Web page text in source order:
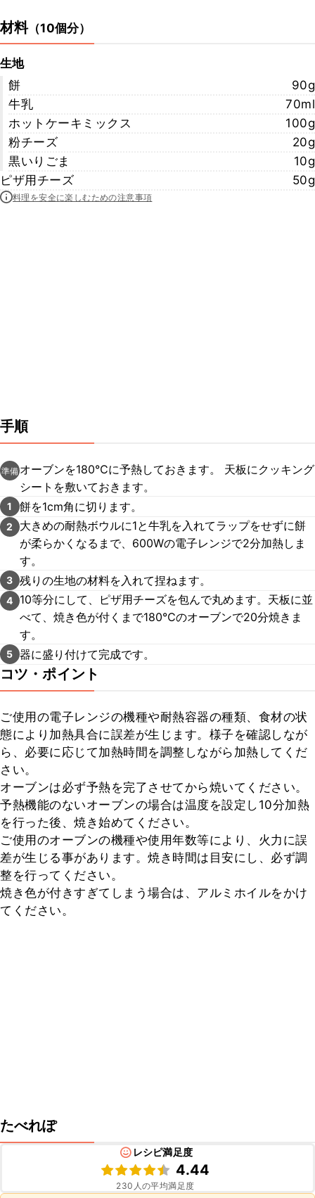
材料（10個分）
生地
餅
90g
牛乳
70ml
ホットケーキミックス
100g
粉チーズ
20g
黒いりごま
10g
ピザ用チーズ
50g
料理を安全に楽しむための注意事項
手順
準備 オーブンを180℃に予熱しておきます。 天板にクッキング
シートを敷いておきます。
1 餅を1cm角に切ります。
2
大きめの耐熱ボウルに1と牛乳を入れてラップをせずに餅
が柔らかくなるまで、600Wの電子レンジで2分加熱しま
す。
3 残りの生地の材料を入れて捏ねます。
4
10等分にして、ピザ用チーズを包んで丸めます。天板に並
べて、焼き色が付くまで180℃のオーブンで20分焼きま
す。
5 器に盛り付けて完成です。
コツ・ポイント
ご使用の電子レンジの機種や耐熱容器の種類、食材の状
態により加熱具合に誤差が生じます。様子を確認しなが
ら、必要に応じて加熱時間を調整しながら加熱してくだ
さい。
オーブンは必ず予熱を完了させてから焼いてください。
予熱機能のないオーブンの場合は温度を設定し10分加熱
を行った後、焼き始めてください。
ご使用のオーブンの機種や使用年数等により、火力に誤
差が生じる事があります。焼き時間は目安にし、必ず調
整を行ってください。
焼き色が付きすぎてしまう場合は、アルミホイルをかけ
てください。
たべれぽ
レシピ満足度
4.44
230 人の平均満足度